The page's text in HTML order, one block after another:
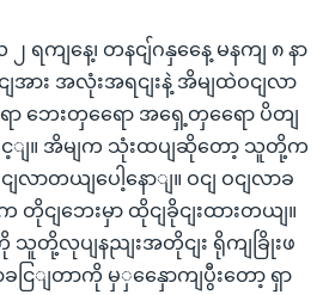
ကျနေ့၊ တနငျ်ဂနှနေေ့ မနကျ ၈ နာ
ျအား အလုံးအရငျးနဲ့ အိမျထဲဝငျလာ
ော ဘေးတှရေော အရှေ့တှရေော ပိတျ
ရှင့ျ။ အိမျက သုံးထပျဆိုတော့ သူတို့က
ငျလာတယျပေါ့နောျ။ ဝငျ ဝငျလာခ
ငျဘေးမှာ ထိုငျခိုငျးထားတယျ။
တို့လုပျနညျးအတိုငျး ရိုကျခြိုးဖ
ငြျတာကို မှှနှေောကျပွီးတော့ ရှာ